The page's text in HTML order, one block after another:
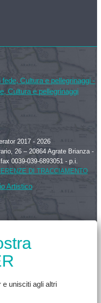
2017 - 2026
26 – 20864 Agrate Brianza -
0039-039-6893051 - p.i.
DI TRACCIAMENTO
Artistico
unisciti agli altri